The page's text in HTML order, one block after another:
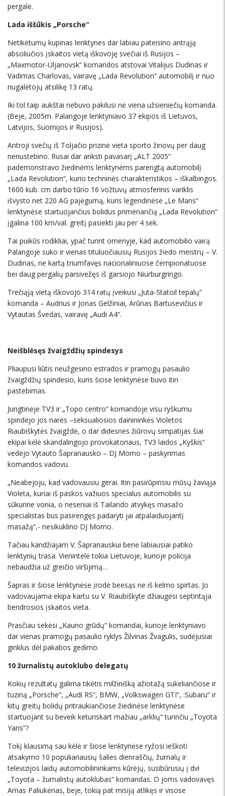
pergalė.
Lada iššūkis „Porsche“
Netikėtumų kupinas lenktynes dar labiau pateisino antrąją
absoliučios įskaitos vietą iškovoję svečiai iš Rusijos –
„Maxmotor-Uljanovsk“ komandos atstovai Vitalijus Dudinas ir
Vadimas Charlovas, vairavę „Lada Revolution“ automobilį ir nuo
nugalėtojų atsilikę 13 ratų.
Iki tol taip aukštai nebuvo pakilusi nė viena užsieniečių komanda.
(Beje, 2005m. Palangoje lenktyniavo 37 ekipos iš Lietuvos,
Latvijos, Suomijos ir Rusijos).
Antroji svečių iš Toljačio prizinė vieta sporto žinovų per daug
nenustebino. Rusai dar anksti pavasarį „ALT 2005“
pademonstravo žiedinėms lenktynėms parengtą automobilį
„Lada Revolution“, kurio techninės charakteristikos – iškalbingos.
1600 kub. cm darbo tūrio 16 vožtuvų atmosferinis variklis
išvysto net 220 AG pajėgumą, kuris legendinėse „Le Mans“
lenktynėse startuojančius bolidus primenančią „Lada Revolution“
įgalina 100 km/val. greitį pasiekti jau per 4 sek.
Tai puikūs rodikliai, ypač turint omenyje, kad automobilio vairą
Palangoje suko ir vienas tituluočiausių Rusijos žiedo meistrų – V.
Dudinas, ne kartą triumfavęs nacionaliniuose čempionatuose
bei daug pergalių parsivežęs iš garsiojo Niurburgringo.
Trečiąją vietą iškovojo 314 ratų įveikusi „Juta-Statoil tepalų“
komanda – Audrius ir Jonas Gelžiniai, Arūnas Bartusevičius ir
Vytautas Švedas, vairavę „Audi A4“.
Neišblėsęs žvaigždžių spindesys
Pliaupusi liūtis neužgesino estrados ir pramogų pasaulio
žvaigždžių spindesio, kuris šiose lenktynėse buvo itin
pastebimas.
Jungtinėje TV3 ir „Topo centro“ komandoje visu ryškumu
spindėjo jos narės –seksualiosios dainininkės Violetos
Riaubiškytės žvaigždė, o dar didesnes žiūrovų simpatijas šiai
ekipai kėlė skandalingojo provokatoriaus, TV3 laidos „Kyškis“
vedėjo Vytauto Šapranausko – DJ Momo – paskyrimas
komandos vadovu.
„Neabejoju, kad vadovausiu gerai. Itin pasirūpinsiu mūsų žaviąja
Violeta, kuriai iš paskos važiuos specialus automobilis su
sūkurine vonia, o neseniai iš Tailando atvykęs masažo
specialistas bus pasirengęs padaryti jai atpalaiduojantį
masažą“,- nesikuklino DJ Momo.
Tačiau kandžiajam V. Šapranauskui bene labiausiai patiko
lenktynių trasa. Vienintelė tokia Lietuvoje, kurioje policija
nebaudžia už greičio viršijimą…
Šapras ir šiose lenktynėse įrodė beesąs ne iš kelmo spirtas. Jo
vadovaujama ekipa kartu su V. Riaubiškyte džiaugėsi septintąja
bendrosios įskaitos vieta.
Prasčiau sekėsi „Kauno grūdų“ komandai, kurioje lenktyniavo
dar vienas pramogų pasaulio ryklys Žilvinas Žvagulis, sudėjusiai
ginklus dėl pakabos gedimo.
10 žurnalistų autoklubo delegatų
Kokių rezultatų galima tikėtis milžinišką ažiotažą sukeliančiose ir
tuziną „Porsche“, „Audi RS“, BMW, „Volkswagen GTI“, :Subaru“ ir
kitų greitų bolidų pritraukiančiose žiedinėse lenktynėse
startuojant su beveik keturiskart mažiau „arklių“ turinčiu „Toyota
Yaris“?
Tokį klausimą sau kėlė ir šiose lenktynėse ryžosi ieškoti
atsakymo 10 populiariausių šalies dienraščių, žurnalų ir
televizijos laidų automobilininkams kūrėjų, susibūrusių į dvi
„Toyota – žurnalistų autoklubas“ komandas. O joms vadovavęs
Arnas Paliukėnas, beje, tokią pat misiją atlikęs ir visose